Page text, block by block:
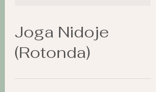
Joga Nidoje
(Rotonda)